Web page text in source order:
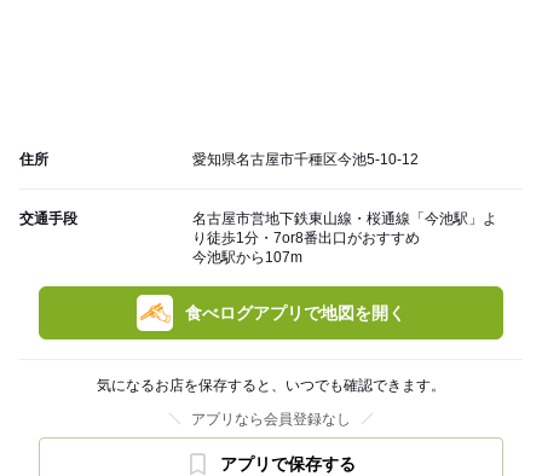
住所 愛知県名古屋市千種区今池5-10-12
交通手段
名古屋市営地下鉄東山線・桜通線「今池駅」よ
り徒歩1分・7or8番出口がおすすめ
今池駅から107m
食べログアプリで地図を開く
気になるお店を保存すると、いつでも確認できます。
アプリなら会員登録なし
アプリで保存する